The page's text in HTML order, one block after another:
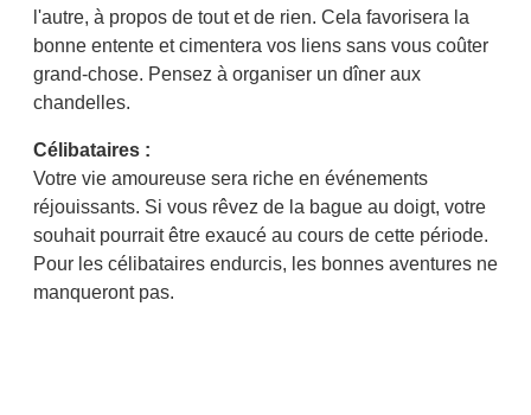
l'autre, à propos de tout et de rien. Cela favorisera la
bonne entente et cimentera vos liens sans vous coûter
grand-chose. Pensez à organiser un dîner aux
chandelles.
Célibataires :
Votre vie amoureuse sera riche en événements
réjouissants. Si vous rêvez de la bague au doigt, votre
souhait pourrait être exaucé au cours de cette période.
Pour les célibataires endurcis, les bonnes aventures ne
manqueront pas.